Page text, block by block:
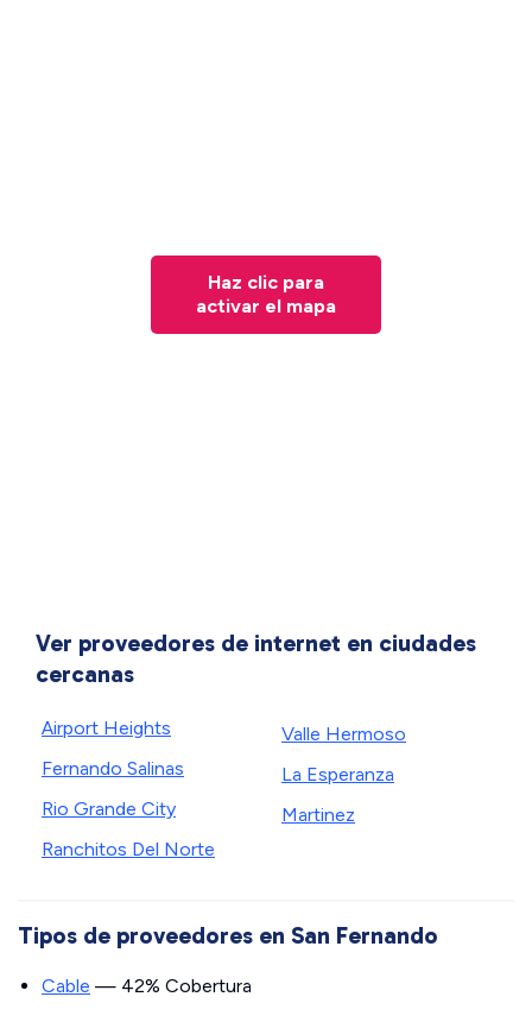
Haz clic para
activar el mapa
Ver proveedores de internet en ciudades
cercanas
Airport Heights
Fernando Salinas
Rio Grande City
Ranchitos Del Norte
Valle Hermoso
La Esperanza
Martinez
Tipos de proveedores en San Fernando
Cable — 42% Cobertura